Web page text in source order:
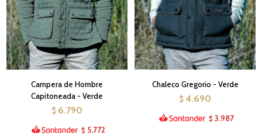
Campera de Hombre
Capitoneada - Verde
$ 6.790
$ 5.772
Chaleco Gregorio - Verde
$ 4.690
$ 3.987